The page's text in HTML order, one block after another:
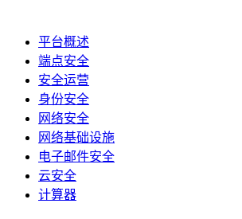
平台概述
端点安全
安全运营
身份安全
网络安全
网络基础设施
电子邮件安全
云安全
计算器